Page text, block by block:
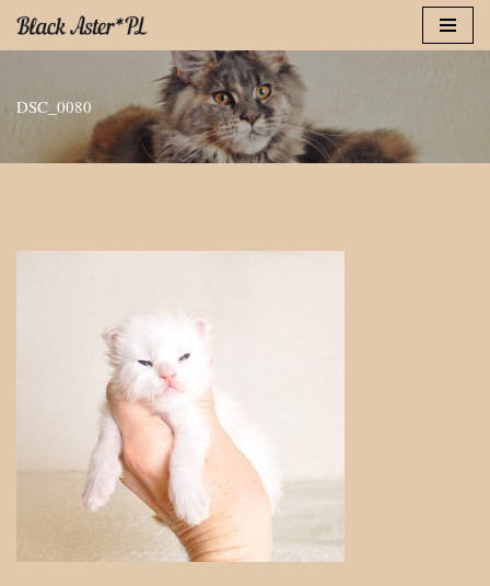
treści
DSC_0080